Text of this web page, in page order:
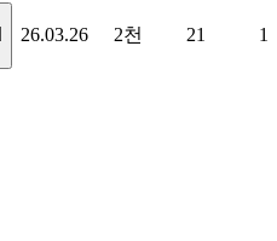
26.03.26 2천 21 1